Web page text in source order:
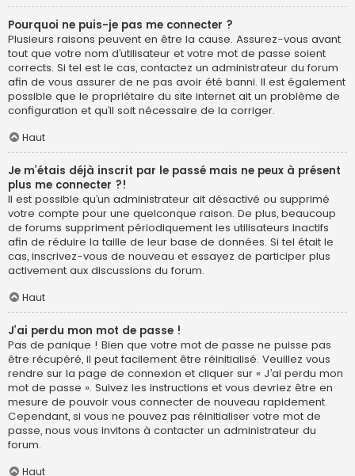
Pourquoi ne puis-je pas me connecter ?
Plusieurs raisons peuvent en être la cause. Assurez-vous avant
tout que votre nom d’utilisateur et votre mot de passe soient
corrects. Si tel est le cas, contactez un administrateur du forum
afin de vous assurer de ne pas avoir été banni. Il est également
possible que le propriétaire du site internet ait un problème de
configuration et qu’il soit nécessaire de la corriger.
Haut
Je m’étais déjà inscrit par le passé mais ne peux à présent
plus me connecter ?!
Il est possible qu’un administrateur ait désactivé ou supprimé
votre compte pour une quelconque raison. De plus, beaucoup
de forums suppriment périodiquement les utilisateurs inactifs
afin de réduire la taille de leur base de données. Si tel était le
cas, inscrivez-vous de nouveau et essayez de participer plus
activement aux discussions du forum.
Haut
J’ai perdu mon mot de passe !
Pas de panique ! Bien que votre mot de passe ne puisse pas
être récupéré, il peut facilement être réinitialisé. Veuillez vous
rendre sur la page de connexion et cliquer sur « J’ai perdu mon
mot de passe ». Suivez les instructions et vous devriez être en
mesure de pouvoir vous connecter de nouveau rapidement.
Cependant, si vous ne pouvez pas réinitialiser votre mot de
passe, nous vous invitons à contacter un administrateur du
forum.
Haut